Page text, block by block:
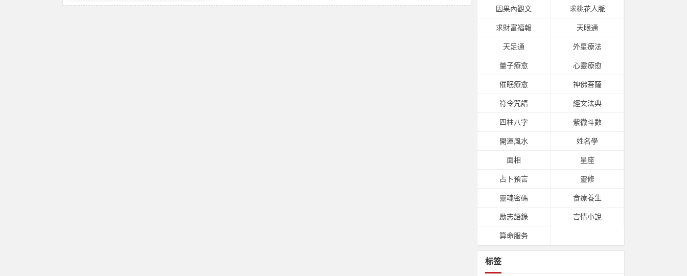
因果內觀文 求桃花人脈
求財富福報 天眼通
天足通 外星療法
量子療愈 心靈療愈
催眠療愈 神佛菩薩
符令咒語 經文法典
四柱八字 紫微斗數
開運風水 姓名學
面相 星座
占卜預言 靈修
靈魂密碼 食療養生
勵志語錄 言情小說
算命服务
标签